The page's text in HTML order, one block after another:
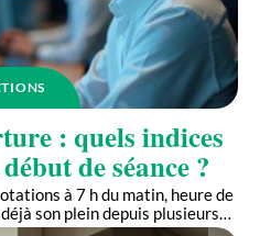
: quels indices
de séance ?
à 7 h du matin, heure de
son plein depuis plusieurs…